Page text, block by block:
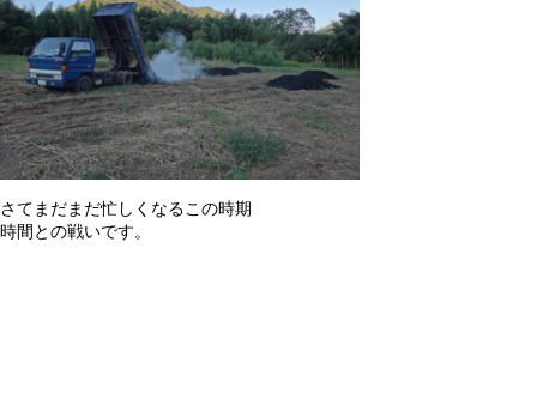
さてまだまだ忙しくなるこの時期
時間との戦いです。